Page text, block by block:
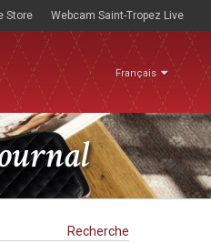
Store Webcam Saint-Tropez Live
Français